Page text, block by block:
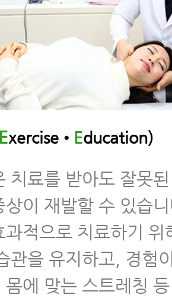
xercise• Education)
치료를 받아도 잘못
상이 재발할 수 있습
과적으로 치료하기 위
관을 유지하고, 경험
몸에 맞는 스트레칭